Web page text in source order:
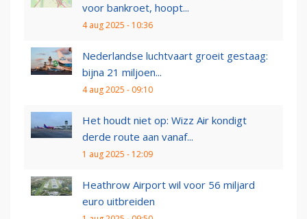
voor bankroet, hoopt...
4 aug 2025 - 10:36
Nederlandse luchtvaart groeit gestaag:
bijna 21 miljoen...
4 aug 2025 - 09:10
Het houdt niet op: Wizz Air kondigt
derde route aan vanaf...
1 aug 2025 - 12:09
Heathrow Airport wil voor 56 miljard
euro uitbreiden